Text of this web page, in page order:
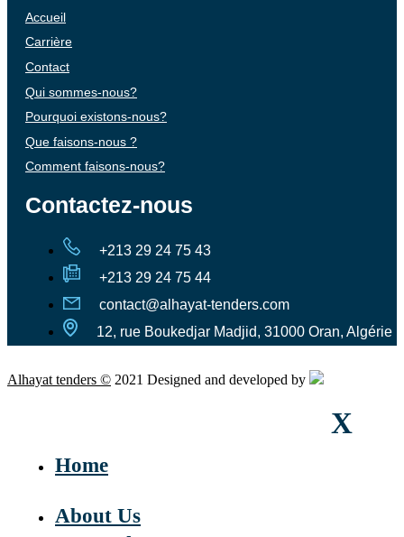
Accueil
Carrière
Contact
Qui sommes-nous?
Pourquoi existons-nous?
Que faisons-nous ?
Comment faisons-nous?
Contactez-nous
+213 29 24 75 43
+213 29 24 75 44
contact@alhayat-tenders.com
12, rue Boukedjar Madjid, 31000 Oran, Algérie
Alhayat tenders © 2021 Designed and developed by
X
Home
About Us